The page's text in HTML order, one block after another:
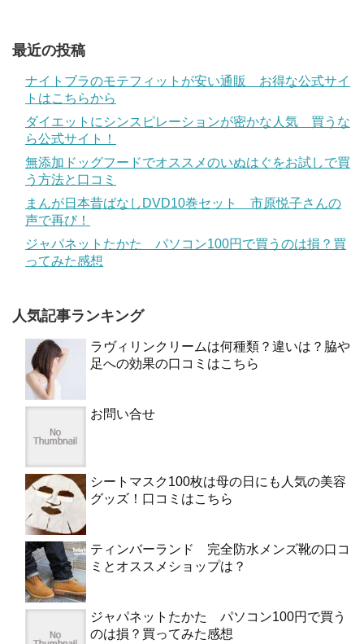
最近の投稿
ナイトブラのモテフィットが安い通販 お得な公式サイ
トはこちらから
ダイエットにシンスピレーションが密かな人気 買うな
ら公式サイト！
無添加ドッグフードでオススメのいぬはぐをお試しで買
う方法と口コミ
まんが日本昔ばなしDVD10巻セット 市原悦子さんの
声で再び！
ジャパネットたかた パソコン100円で買うのは損？買
ってみた感想
人気記事ランキング
ラヴィリンクリームは何種類？違いは？脇や
足への効果の口コミはこちら
お問い合せ
シートマスク100枚は母の日にも人気の美容
グッズ！口コミはこちら
ティンバーランド 完全防水メンズ靴の口コ
ミとオススメショップは？
ジャパネットたかた パソコン100円で買う
のは損？買ってみた感想